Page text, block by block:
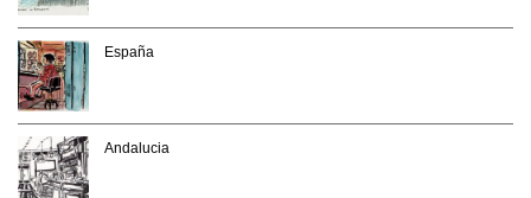
España
Andalucia